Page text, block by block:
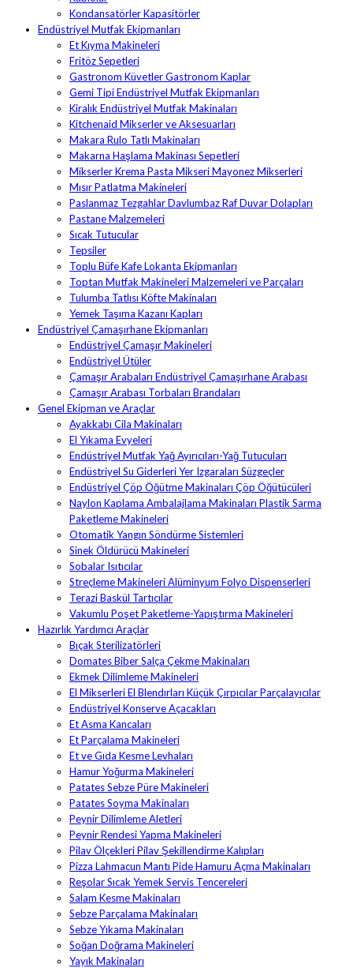
Kondansatörler Kapasitörler
Endüstriyel Mutfak Ekipmanları
Et Kıyma Makineleri
Fritöz Sepetleri
Gastronom Küvetler Gastronom Kaplar
Gemi Tipi Endüstriyel Mutfak Ekipmanları
Kiralık Endüstriyel Mutfak Makinaları
Kitchenaid Mikserler ve Aksesuarları
Makara Rulo Tatlı Makinaları
Makarna Haşlama Makinası Sepetleri
Mikserler Krema Pasta Mikseri Mayonez Mikserleri
Mısır Patlatma Makineleri
Paslanmaz Tezgahlar Davlumbaz Raf Duvar Dolapları
Pastane Malzemeleri
Sıcak Tutucular
Tepsiler
Toplu Büfe Kafe Lokanta Ekipmanları
Toptan Mutfak Makineleri Malzemeleri ve Parçaları
Tulumba Tatlısı Köfte Makinaları
Yemek Taşıma Kazanı Kapları
Endüstriyel Çamaşırhane Ekipmanları
Endüstriyel Çamaşır Makineleri
Endüstriyel Ütüler
Çamaşır Arabaları Endüstriyel Çamaşırhane Arabası
Çamaşır Arabası Torbaları Brandaları
Genel Ekipman ve Araçlar
Ayakkabı Cila Makinaları
El Yıkama Evyeleri
Endüstriyel Mutfak Yağ Ayırıcıları-Yağ Tutucuları
Endüstriyel Su Giderleri Yer Izgaraları Süzgeçler
Endüstriyel Çöp Öğütme Makinaları Çöp Öğütücüleri
Naylon Kaplama Ambalajlama Makinaları Plastik Sarma
Paketleme Makineleri
Otomatik Yangın Söndürme Sistemleri
Sinek Öldürücü Makineleri
Sobalar Isıtıcılar
Streçleme Makineleri Alüminyum Folyo Dispenserleri
Terazi Baskül Tartıcılar
Vakumlu Poşet Paketleme-Yapıştırma Makineleri
Hazırlık Yardımcı Araçlar
Bıçak Sterilizatörleri
Domates Biber Salça Çekme Makinaları
Ekmek Dilimleme Makineleri
El Mikserleri El Blendırları Küçük Çırpıcılar Parçalayıcılar
Endüstriyel Konserve Açacakları
Et Asma Kancaları
Et Parçalama Makineleri
Et ve Gıda Kesme Levhaları
Hamur Yoğurma Makineleri
Patates Sebze Püre Makineleri
Patates Soyma Makinaları
Peynir Dilimleme Aletleri
Peynir Rendesi Yapma Makineleri
Pilav Ölçekleri Pilav Şekillendirme Kalıpları
Pizza Lahmacun Mantı Pide Hamuru Açma Makinaları
Reşolar Sıcak Yemek Servis Tencereleri
Salam Kesme Makinaları
Sebze Parçalama Makinaları
Sebze Yıkama Makinaları
Soğan Doğrama Makineleri
Yayık Makinaları